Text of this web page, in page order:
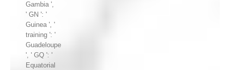
Gambia ',
' GN ': '
Guinea ', '
training ': '
Guadeloupe
', ' GQ ': '
Equatorial